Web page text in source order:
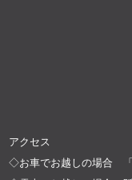
アクセス
◇お車でお越しの場合